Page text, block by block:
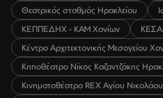
Θεατρικός σταθμός Ηρακλείου
ΚΕΠΠΕΔΗΧ - ΚΑΜ Χανίων
Κέντρο Αρχιτεκτονικής Μεσογείου
Κηποθέατρο Νίκος Καζαντζάκης
Κινηματοθέατρο REX Αγίου Νικολάου